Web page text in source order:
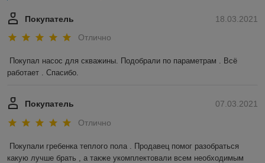
18.03.2021
Покупатель
Отлично
Покупал насос для скважины. Подобрали по параметрам . Всё
работает . Спасибо.
07.03.2021
Покупатель
Отлично
Покупали гребенка теплого пола . Продавец помог разобраться
какую лучше брать , а также укомплектовали всем необходимым